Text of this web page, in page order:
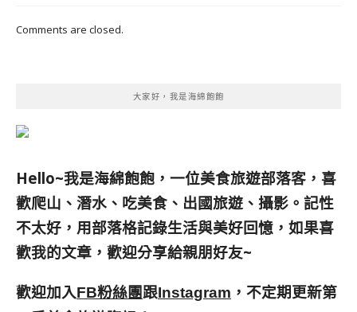
Comments are closed.
大家好，我是海綿飽飽
Hello~我是海綿飽飽，一位美食旅遊部落客， 喜
歡爬山、潛水、吃美食、出國旅遊、攝影。 記性
不太好，用部落格記錄生活與美好回憶， 如果喜
歡我的文章，歡迎分享給親朋好友~
歡迎加入FB粉絲團跟Instagram ，不定期更新第